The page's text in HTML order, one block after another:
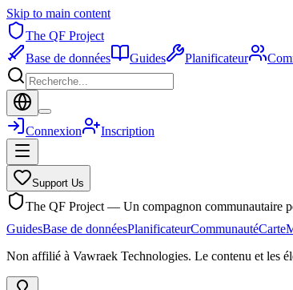
Skip to main content
The QF Project
Base de données
Guides Planificateur
Connexion Inscription
Support Us
The QF Project — Un compagnon communautaire
GuidesBase de donnéesPlanificateurCommunautéCarte
Non affilié à Vawraek Technologies. Le contenu et les